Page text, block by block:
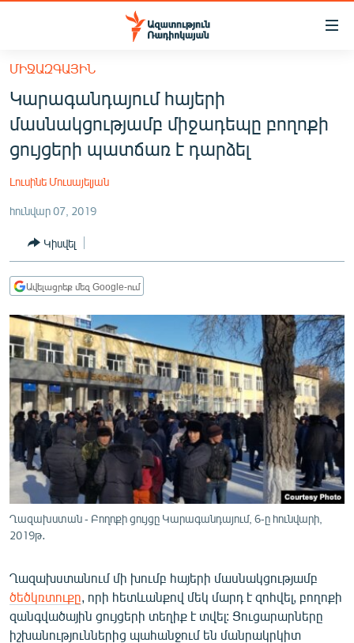
Մատչելիության
հիմնական
բովանդակությանը
Անցնել
հիմնական
մենյուին
ՀԱՅԱՍՏԱՆ
ՔԱՂԱՔԱԿԱՆ
ՏՆՏԵՍՈՒԹՅՈՒՆ
ՂԱՐԱԲԱՂ
ՏԱՐԱԾԱՇՐՋԱՆ
ՄԻՋԱԶԳԱՅԻՆ
ՄՇԱԿՈՒՅԹ
ՍՊՈՐՏ
ՄԵԿՆԱԲԱՆՈՒԹՅՈՒՆ
ՏՏ ԵՒ ԻՆՏԵՐՆԵՏ
ԱՐԽԻՎ
ԲԱՆԱՎԵՃ
ՁԳՏԵԼՈՎ ԼԱՎԱԳՈՒՅՆԻՆ
ՄԻՋԱԶԳԱՅԻՆ
Կարագանդայում հայերի
մասնակցությամբ միջադեպը բողոքի
ցույցերի պատճառ է դարձել
Լուսինե Մուսայելյան
հունվար 07, 2019
Կիսվել
Ավելացրեք մեզ Google-ում
Ղազախստան - Բողոքի ցույցը Կարագանդայում, 6-ը հունվարի,
2019թ․
Ղազախստանում մի խումբ հայերի մասնակցությամբ
ծեծկռտուքը , որի հետևանքով մեկ մարդ է զոհվել, բողոքի
զանգվածային ցույցերի տեղիք է տվել: Ցուցարարները
իշխանություններից պահանջում են մանրակրկիտ